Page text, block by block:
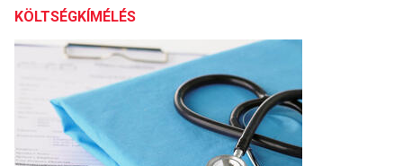
KÖLTSÉGKÍMÉLÉS